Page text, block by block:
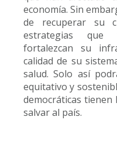
economía. Sin
de recuperar su
estrategias que
fortalezcan su
calidad de su
salud. Solo así
equitativo y
democráticas
salvar al país.